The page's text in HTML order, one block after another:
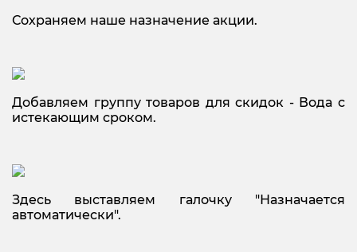
Сохраняем наше назначение акции.
Добавляем группу товаров для скидок - Вода с
истекающим сроком.
Здесь выставляем галочку "Назначается
автоматически".